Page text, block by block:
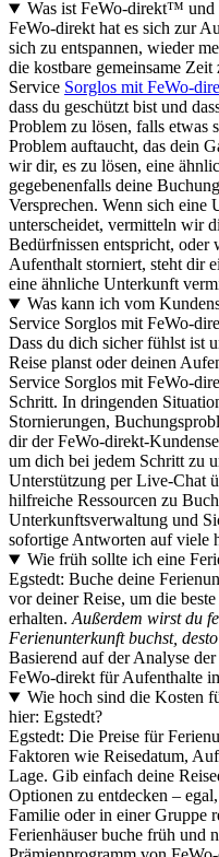
Was ist FeWo-direkt™ und
FeWo-direkt hat es sich zur
sich zu entspannen, wieder
die kostbare gemeinsame
Service Sorglos mit FeWo-
dass du geschützt bist und
Problem zu lösen, falls etwas
Problem auftaucht, das dein
wir dir, es zu lösen, eine
gegebenenfalls deine
Versprechen. Wenn sich eine
unterscheidet, vermitteln wir
Bedürfnissen entspricht, oder
Aufenthalt storniert, steht dir
eine ähnliche Unterkunft
Was kann ich vom
Service Sorglos mit FeWo-
Dass du dich sicher fühlst ist
Reise planst oder deinen
Service Sorglos mit FeWo-
Schritt. In dringenden
Stornierungen,
dir der FeWo-direkt-
um dich bei jedem Schritt zu
Unterstützung per Live-Chat
hilfreiche Ressourcen zu
Unterkunftsverwaltung und
sofortige Antworten auf viele
Wie früh sollte ich eine
Egstedt: Buche deine
vor deiner Reise, um die
erhalten. Außerdem wirst du
Ferienunterkunft buchst,
Basierend auf der Analyse
FeWo-direkt für Aufenthalte
Wie hoch sind die Kosten
hier: Egstedt?
Egstedt: Die Preise für
Faktoren wie Reisedatum,
Lage. Gib einfach deine
Optionen zu entdecken –
Familie oder in einer Gruppe
Ferienhäuser buche früh und